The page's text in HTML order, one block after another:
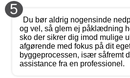
5
Du bør aldrig nogensinde
og vel, så glem ej påklædning
sko der sikrer dig imod mulige
afgørende med fokus på dit
byggeprocessen, især såfremt
assistance fra en professionel.